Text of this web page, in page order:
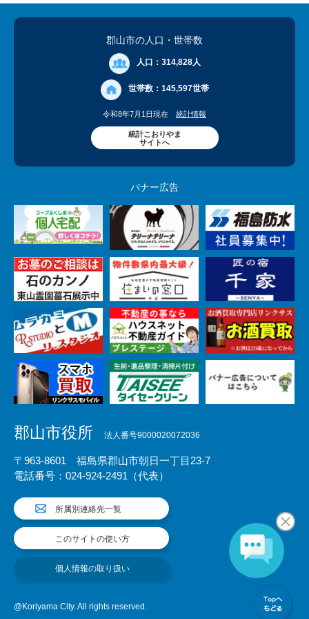
郡山市の人口 ・世帯数
人口： 314,828人
世帯数： 145,597世帯
令和8年7月1日現在 統計情報
統計こおりやま
サイトへ
バナー広告
郡山市役所 法人番号9000020072036
〒963-8601 福島県郡山市朝日一丁目23-7
電話番号：024-924-2491（代表）
所属別連絡先一覧
このサイトの使い方
個人情報の取り扱い
@Koriyama City. All rights reserved.